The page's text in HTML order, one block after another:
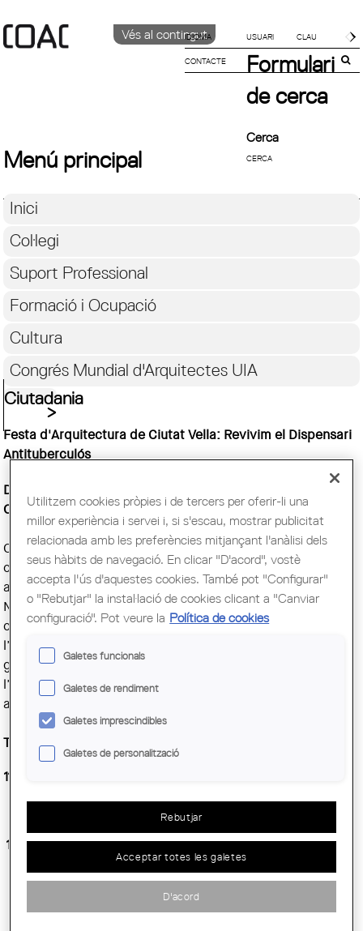
Vés al contingut
IDIOMA
CATALÀ
CONTACTE
Formulari
de cerca
Cerca
Menú principal
Inici
Col·legi
Suport Professional
Formació i Ocupació
Cultura
Congrés Mundial d'Arquitectes UIA
Ciutadania
Festa d'Arquitectura de Ciutat Vella: Revivim el Dispensari
Antituberculós
Dissabte 8 d’abril d’11 a 14h
C/Torres i Amat, 8
Continuem el debat per reivindicar el valor històric i
cultural del Dispensari Antituberculós i posant l’atenció
amb el seu ús futur. Actualment, acull el CAP del Raval
Nord, però d’aqui a poc temps aquest es traslladarà a la
capella de la Misericòrdia. Quin ús, llavors, se li donarà a
l’Antituberculós? Coneixem a fons l’edifici amb visites
guiades al seu interior i ens endinsem als valors de
l’arquitectura moderna a través d’un taller de dibuix
arquitectònic.
Tallers i activitats
11-14h Visites Guiades a l’edifici
11-14h Dibuixem el Dispensari!
Urban Sketchers Barcelona
Utilitzem cookies pròpies i de tercers per oferir-li una
millor experiència i servei i, si s'escau, mostrar publicitat
relacionada amb les preferències mitjançant l'anàlisi dels
seus hàbits de navegació. En clicar "D'acord", vostè
accepta l'ús d'aquestes cookies. També pot "Configurar"
o "Rebutjar" la instal·lació de cookies clicant a "Canviar
configuració". Pot veure la Política de cookies
Galetes funcionals
Galetes de rendiment
Galetes imprescindibles
Galetes de personalització
Rebutjar
Acceptar totes les galetes
D'acord